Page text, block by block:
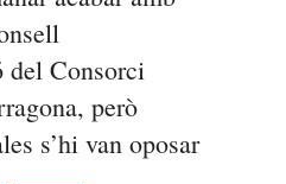
del Consorci
però
s’hi van oposar